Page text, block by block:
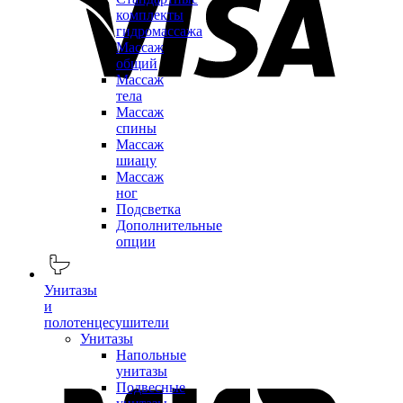
комплекты
гидромассажа
Массаж
общий
Массаж
тела
Массаж
спины
Массаж
шиацу
Массаж
ног
Подсветка
Дополнительные
опции
Унитазы
и
полотенцесушители
Унитазы
Напольные
унитазы
Подвесные